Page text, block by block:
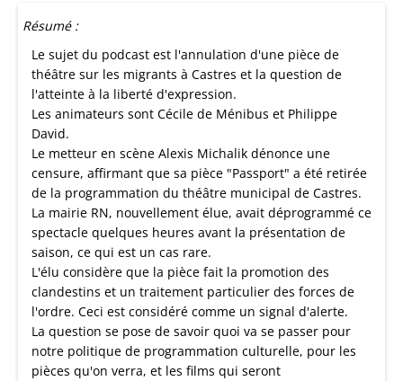
Résumé :
Le sujet du podcast est l'annulation d'une pièce de
théâtre sur les migrants à Castres et la question de
l'atteinte à la liberté d'expression.
Les animateurs sont Cécile de Ménibus et Philippe
David.
Le metteur en scène Alexis Michalik dénonce une
censure, affirmant que sa pièce "Passport" a été retirée
de la programmation du théâtre municipal de Castres.
La mairie RN, nouvellement élue, avait déprogrammé ce
spectacle quelques heures avant la présentation de
saison, ce qui est un cas rare.
L'élu considère que la pièce fait la promotion des
clandestins et un traitement particulier des forces de
l'ordre. Ceci est considéré comme un signal d'alerte.
La question se pose de savoir quoi va se passer pour
notre politique de programmation culturelle, pour les
pièces qu'on verra, et les films qui seront